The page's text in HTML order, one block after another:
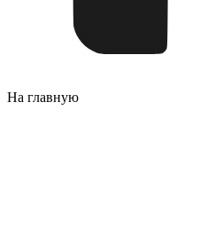
На главную